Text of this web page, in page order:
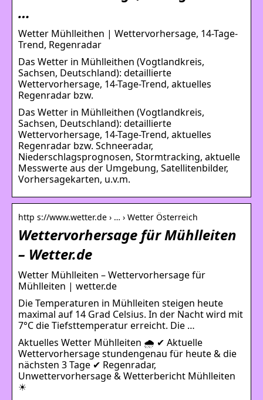
…
Wetter Mühlleithen | Wettervorhersage, 14-Tage-
Trend, Regenradar
Das Wetter in Mühlleithen (Vogtlandkreis,
Sachsen, Deutschland): detaillierte
Wettervorhersage, 14-Tage-Trend, aktuelles
Regenradar bzw.
Das Wetter in Mühlleithen (Vogtlandkreis,
Sachsen, Deutschland): detaillierte
Wettervorhersage, 14-Tage-Trend, aktuelles
Regenradar bzw. Schneeradar,
Niederschlagsprognosen, Stormtracking, aktuelle
Messwerte aus der Umgebung, Satellitenbilder,
Vorhersagekarten, u.v.m.
http s://www.wetter.de › … › Wetter Österreich
Wettervorhersage für Mühlleiten
– Wetter.de
Wetter Mühlleiten – Wettervorhersage für
Mühlleiten | wetter.de
Die Temperaturen in Mühlleiten steigen heute
maximal auf 14 Grad Celsius. In der Nacht wird mit
7°C die Tiefsttemperatur erreicht. Die …
Aktuelles Wetter Mühlleiten 🌧️ ✔ Aktuelle
Wettervorhersage stundengenau für heute & die
nächsten 3 Tage ✔ Regenradar,
Unwettervorhersage & Wetterbericht Mühlleiten
☀